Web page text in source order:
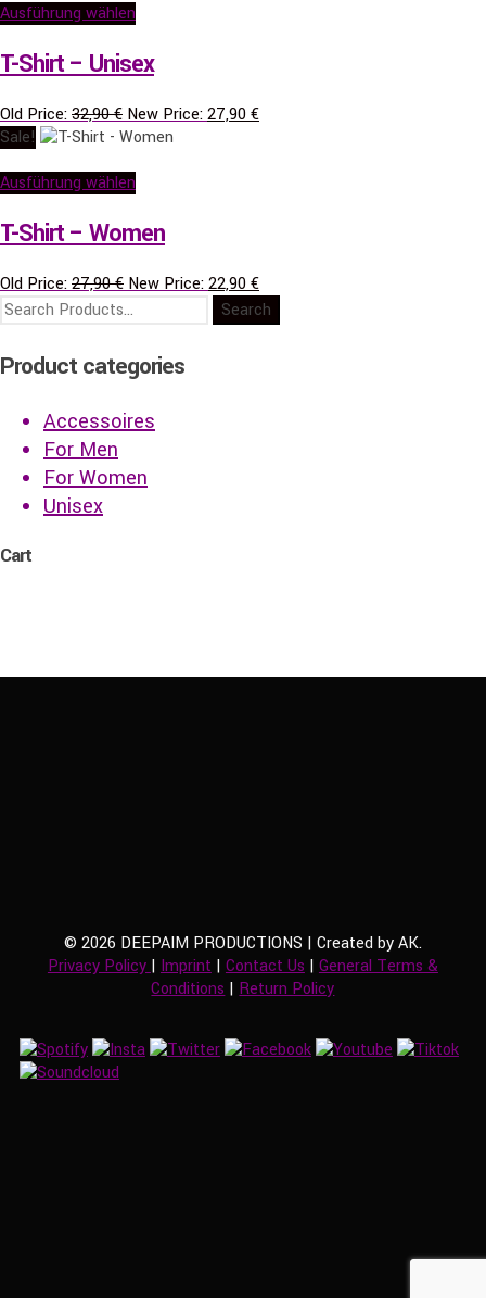
32,90 €
Ausführung wählen
T-Shirt – Unisex
Old Price:32,90€ Ursprünglicher
Preis
32,90 €
New Price:27,90€Aktueller
Sale!
Ausführung wählen
T-Shirt – Women
Old Price:27,90€ Ursprünglicher
27,90 €
New Price:22,90€Aktueller
Preis
ist:
Product categories
Accessoires
For Men
For Women
Unisex
Cart
© 2026 DEEPAIM PRODUCTIONS | Created by AK.
Privacy Policy | Imprint | Contact Us | General Terms &
Conditions | Return Policy